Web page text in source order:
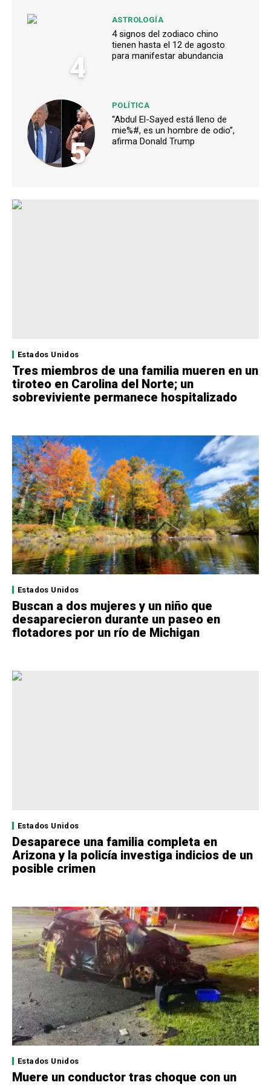
4
ASTROLOGÍA
4 signos del zodiaco chino
tienen hasta el 12 de agosto
para manifestar abundancia
5
POLÍTICA
“Abdul El-Sayed está lleno de
mie%#, es un hombre de odio”,
afirma Donald Trump
Estados Unidos
Tres miembros de una familia mueren en un
tiroteo en Carolina del Norte; un
sobreviviente permanece hospitalizado
Estados Unidos
Buscan a dos mujeres y un niño que
desaparecieron durante un paseo en
flotadores por un río de Michigan
Estados Unidos
Desaparece una familia completa en
Arizona y la policía investiga indicios de un
posible crimen
Estados Unidos
Muere un conductor tras choque con un